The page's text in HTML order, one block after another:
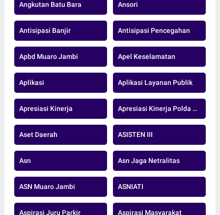
Angkutan Batu Bara Ansori
Antisipasi Banjir Antisipasi Pencegahan
Apbd Muaro Jambi Apel Keselamatan
Aplikasi Aplikasi Layanan Publik
Apresiasi Kinerja Apresiasi Kinerja Polda Jambi
Aset Daerah ASISTEN III
Asn Asn Jaga Netralitas
ASN Muaro Jambi ASNIATI
Aspirasi Juru Parkir Aspirasi Masyarakat